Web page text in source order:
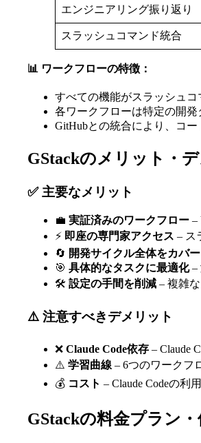
エンジニアリング振り返り
スラッシュコマンド統合
📊 ワークフローの特徴：
すべての機能がスラッシュ
各ワークフローは特定の開
GitHubとの統合により、コ
GStackのメリット・
✅ 主要なメリット
💼 実証済みのワークフロー –
⚡ 即座の専門家アクセス – ス
🔄 開発サイクル全体をカバー
🎯 具体的なタスクに最適化–
🛠️ 設定の手間を削減 – 複雑
⚠️ 注意すべきデメリット
❌ Claude Code依存 – Claude
⚠️ 学習曲線 – 6つのワークフ
💰 コスト – Claude Codeの利
GStackの料金プラン